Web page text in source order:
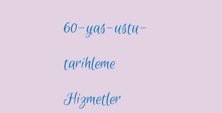
60-yas-ustu-
tarihleme
Hizmetler